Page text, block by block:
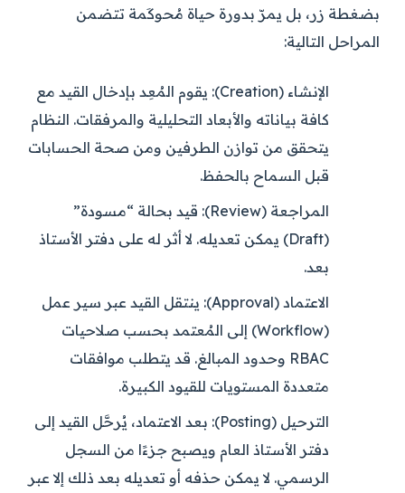
بضغطة زر، بل يمرّ بدورة حياة مُحوكَمة تتضمن
المراحل التالية:
الإنشاء (Creation):
يقوم المُعِد بإدخال القيد مع
كافة بياناته والأبعاد التحليلية والمرفقات. النظام
يتحقق من توازن الطرفين ومن صحة الحسابات
قبل السماح بالحفظ.
المراجعة (Review):
قيد بحالة “مسودة”
(Draft) يمكن تعديله. لا أثر له على دفتر الأستاذ
بعد.
الاعتماد (Approval):
ينتقل القيد عبر سير عمل
(Workflow) إلى المُعتمد بحسب صلاحيات
RBAC وحدود المبالغ. قد يتطلب موافقات
متعددة المستويات للقيود الكبيرة.
الترحيل (Posting):
بعد الاعتماد، يُرحَّل القيد إلى
دفتر الأستاذ العام ويصبح جزءًا من السجل
الرسمي. لا يمكن حذفه أو تعديله بعد ذلك إلا عبر